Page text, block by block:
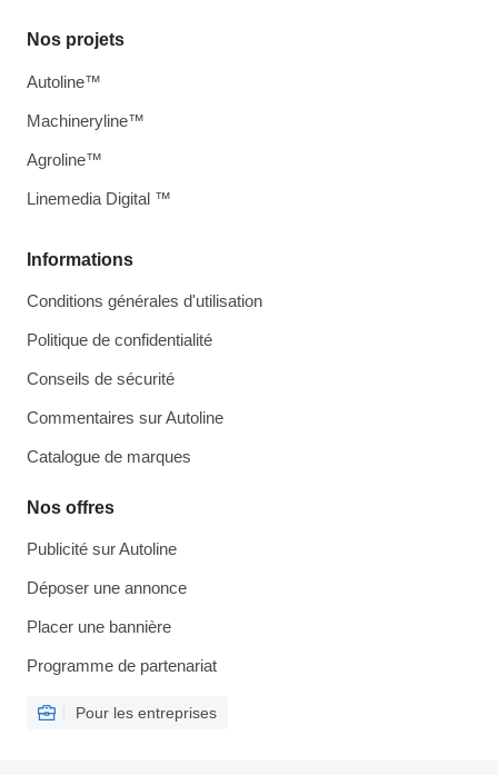
Informations
Conditions générales d'utilisation
Politique de confidentialité
Conseils de sécurité
Commentaires sur Autoline
Catalogue de marques
Nos offres
Publicité sur Autoline
Déposer une annonce
Placer une bannière
Programme de partenariat
Pour les entreprises
Nos projets
Autoline™
Machineryline™
Agroline™
Linemedia Digital ™